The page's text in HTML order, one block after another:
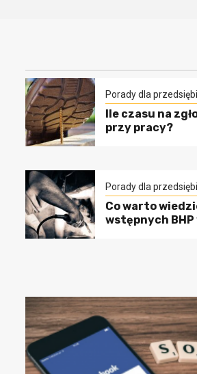
Porady dla
Ile czasu na
przy pracy?
Porady dla
Co warto
wstępnych BHP